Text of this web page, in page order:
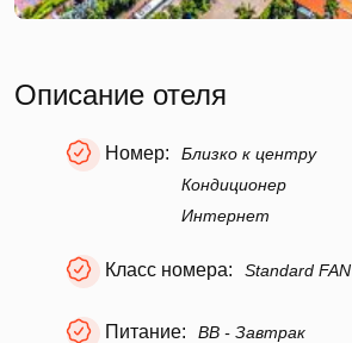
Описание отеля
Номер:
Близко к центру
Кондиционер
Интернет
Класс номера: Standard FAN
Питание: BB - Завтрак